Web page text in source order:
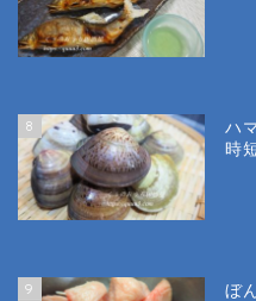
8
ハ
時
9
ぼ